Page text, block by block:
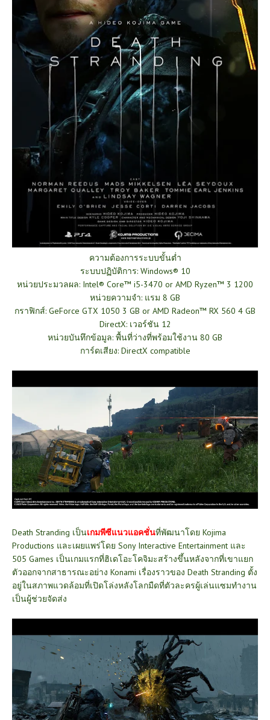
ความต้องการระบบขั้นต่ำ
ระบบปฏิบัติการ: Windows® 10
หน่วยประมวลผล: Intel® Core™ i5-3470 or AMD Ryzen™ 3 1200
หน่วยความจำ: แรม 8 GB
กราฟิกส์: GeForce GTX 1050 3 GB or AMD Radeon™ RX 560 4 GB
DirectX: เวอร์ชัน 12
หน่วยบันทึกข้อมูล: พื้นที่ว่างที่พร้อมใช้งาน 80 GB
การ์ดเสียง: DirectX compatible
Death Stranding เป็นเกมพีซีแนวแอคชั่นที่พัฒนาโดย Kojima
Productions และเผยแพร่โดย Sony Interactive Entertainment และ
505 Games เป็นเกมแรกที่ฮิเดโอะโคจิมะสร้างขึ้นหลังจากที่เขาแยก
ตัวออกจากสาธารณะอย่าง Konami เรื่องราวของ Death Stranding ตั้ง
อยู่ในสภาพแวดล้อมที่เปิดโล่งหลังโลกมืดที่ตัวละครผู้เล่นแซมทำงาน
เป็นผู้ช่วยจัดส่ง